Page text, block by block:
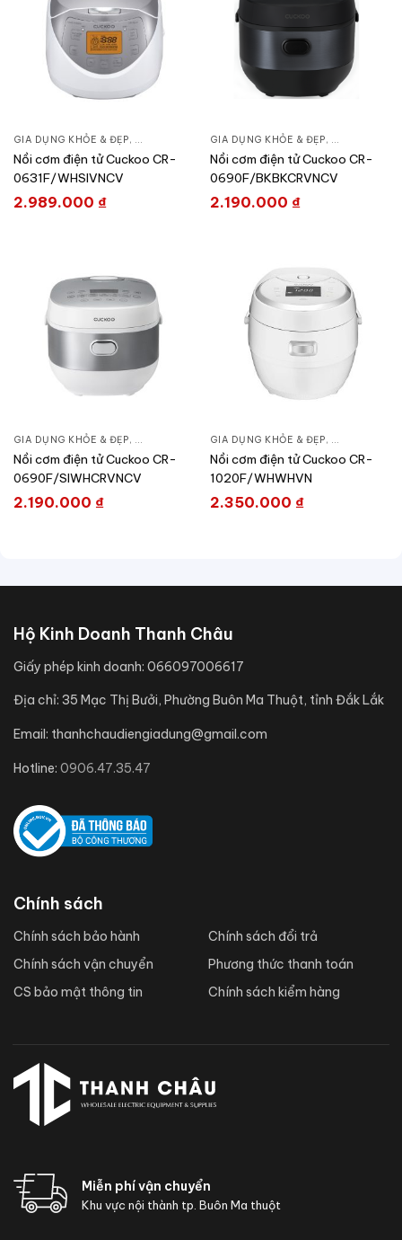
GIA DỤNG KHỎE & ĐẸP, NỒI - ẤM - CA - BÌNH, NỒI CƠM ĐIỆN
Nồi cơm điện tử Cuckoo CR-
0631F/WHSIVNCV
2.989.000 ₫
GIA DỤNG KHỎE & ĐẸP, NỒI - ẤM -
Nồi cơm điện tử Cuckoo CR-
0690F/BKBKCRVNCV
2.190.000 ₫
GIA DỤNG KHỎE & ĐẸP, NỒI - ẤM - CA - BÌNH, NỒI CƠM ĐIỆN
Nồi cơm điện tử Cuckoo CR-
0690F/SIWHCRVNCV
2.190.000 ₫
GIA DỤNG KHỎE & ĐẸP, NỒI - ẤM -
Nồi cơm điện tử Cuckoo CR-
1020F/WHWHVN
2.350.000 ₫
Hộ Kinh Doanh Thanh Châu
Giấy phép kinh doanh: 066097006617
Địa chỉ: 35 Mạc Thị Bưởi, Phường Buôn Ma Thuột, tỉnh Đắk Lắk
Email: thanhchaudiengiadung@gmail.com
Hotline: 0906.47.35.47
Chính sách
Chính sách bảo hành
Chính sách vận chuyển
CS bảo mật thông tin
Chính sách đổi trả
Phương thức thanh toán
Chính sách kiểm hàng
Miễn phí vận chuyển
Khu vực nội thành tp. Buôn Ma thuột